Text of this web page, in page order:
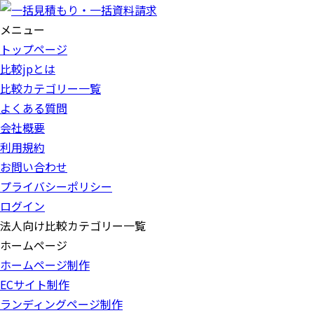
メニュー
トップページ
比較jpとは
比較カテゴリー一覧
よくある質問
会社概要
利用規約
お問い合わせ
プライバシーポリシー
ログイン
法人向け比較カテゴリー一覧
ホームページ
ホームページ制作
ECサイト制作
ランディングページ制作